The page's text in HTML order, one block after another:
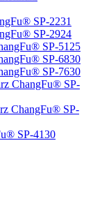
SP-2231
SP-2924
SP-5125
SP-6830
SP-7630
ChangFu® SP-
ChangFu® SP-
SP-4130